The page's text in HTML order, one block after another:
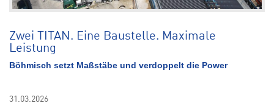
Zwei TITAN. Eine Baustelle. Maximale
Leistung
Böhmisch setzt Maßstäbe und verdoppelt die Power
31.03.2026